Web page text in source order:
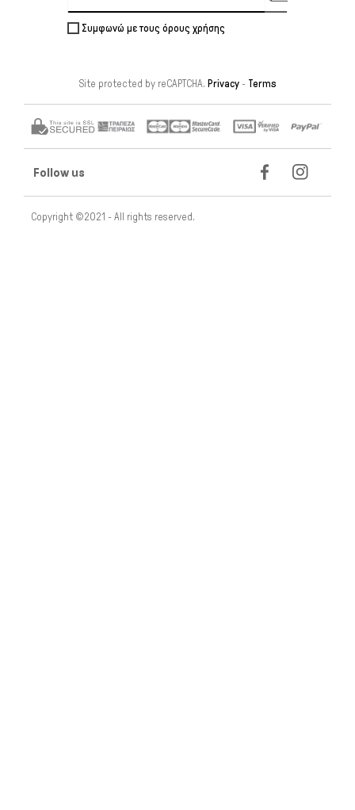
Συμφωνώ με τους όρους χρήσης
Site protected by reCAPTCHA. Privacy- Terms
Follow us
Copyright ©2021 - All rights reserved.